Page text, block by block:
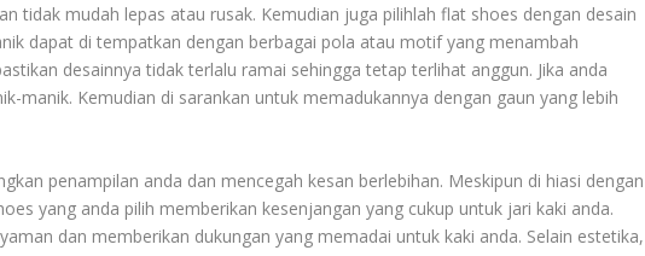
tidak mudah lepas atau rusak. Kemudian juga pilihlah flat shoes dengan desain
dapat di tempatkan dengan berbagai pola atau motif yang menambah
desainnya tidak terlalu ramai sehingga tetap terlihat anggun. Jika anda
manik. Kemudian di sarankan untuk memadukannya dengan gaun yang lebih
penampilan anda dan mencegah kesan berlebihan. Meskipun di hiasi dengan
yang anda pilih memberikan kesenjangan yang cukup untuk jari kaki anda.
dan memberikan dukungan yang memadai untuk kaki anda. Selain estetika,